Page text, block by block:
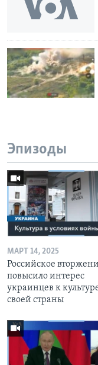
Эпизоды
МАРТ 14, 2025
Российское
повысило интерес
украинцев к
своей страны